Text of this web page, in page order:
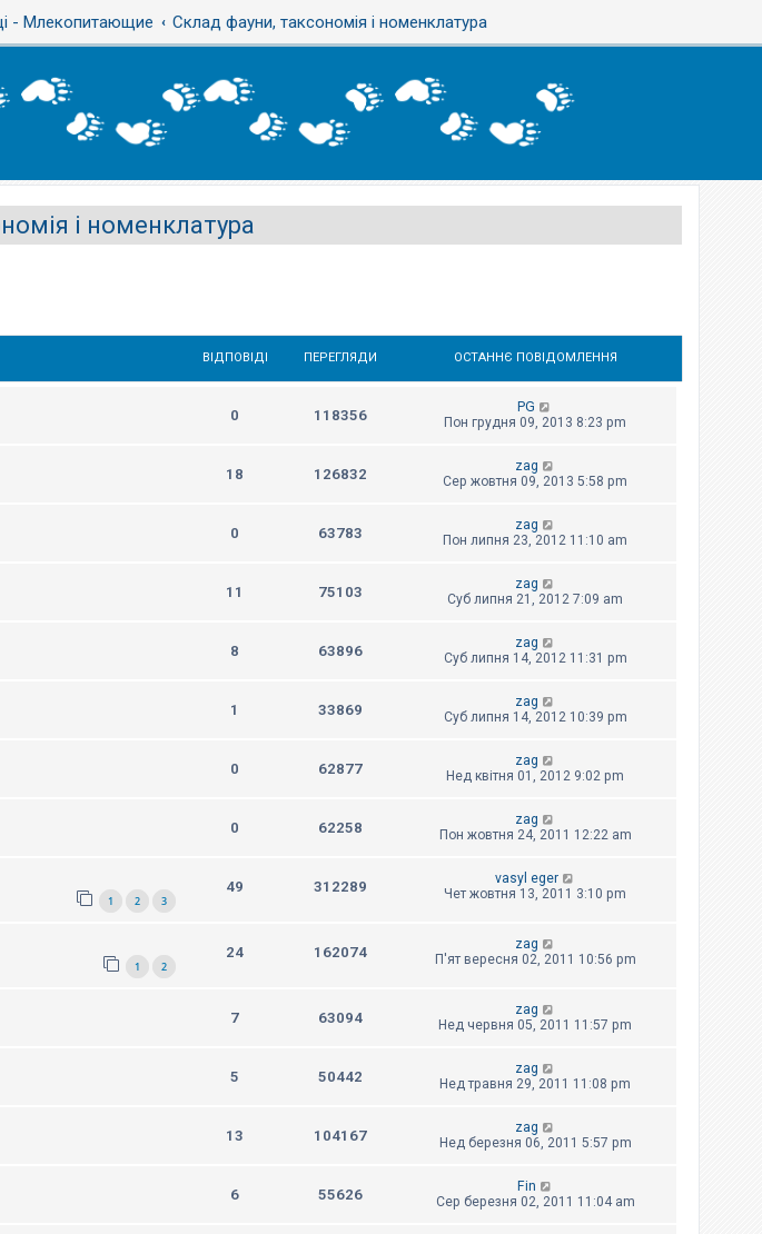
- Млекопитающие Склад фауни, таксономія і номенклатура
і номенклатура
ВІДПОВІДІ ПЕРЕГЛЯДИ ОСТАННЄ ПОВІДОМЛЕННЯ
0 118356
PG
Пон грудня 09, 2013 8:23 pm
18 126832
zag
Сер жовтня 09, 2013 5:58 pm
0 63783
zag
Пон липня 23, 2012 11:10 am
11 75103
zag
Суб липня 21, 2012 7:09 am
8 63896
zag
Суб липня 14, 2012 11:31 pm
1 33869
zag
Суб липня 14, 2012 10:39 pm
0 62877
zag
Нед квітня 01, 2012 9:02 pm
0 62258
zag
Пон жовтня 24, 2011 12:22 am
1 2 3
49 312289
vasyl eger
Чет жовтня 13, 2011 3:10 pm
1 2
24 162074
zag
П'ят вересня 02, 2011 10:56 pm
7 63094
zag
Нед червня 05, 2011 11:57 pm
5 50442
zag
Нед травня 29, 2011 11:08 pm
13 104167
zag
Нед березня 06, 2011 5:57 pm
6 55626
Fin
Сер березня 02, 2011 11:04 am